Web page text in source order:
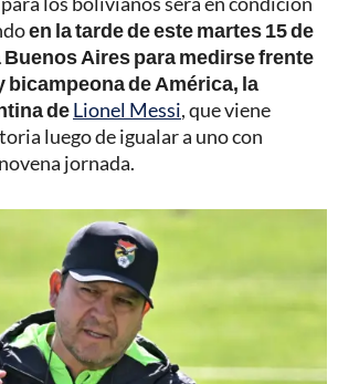
en la tarde de este martes 15 de
Aires para medirse frente
bicampeona de América, la
deLionel Messi, que viene
luego de igualar a uno con
jornada.